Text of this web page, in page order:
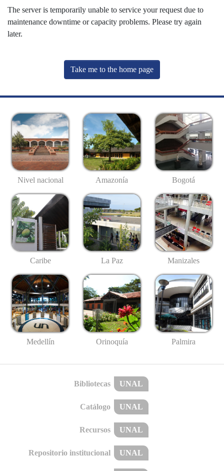
The server is temporarily unable to service your request due to
maintenance downtime or capacity problems. Please try again
later.
Take me to the home page
Nivel nacional Amazonía Bogotá
Caribe La Paz Manizales
Medellín Orinoquía Palmira
Bibliotecas UNAL
Catálogo UNAL
Recursos UNAL
Repositorio institucional UNAL